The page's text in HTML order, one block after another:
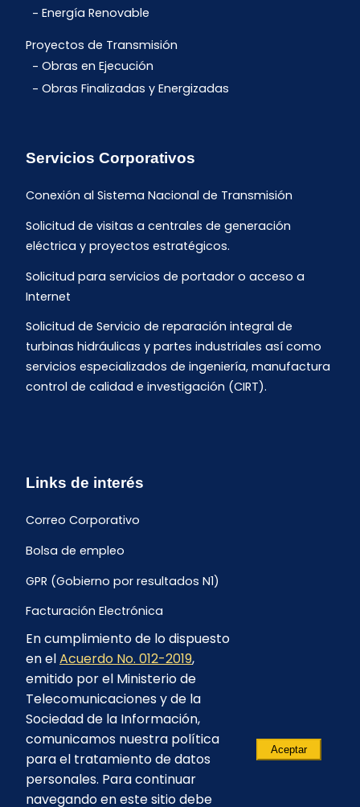
Energía Renovable
Proyectos de Transmisión
Obras en Ejecución
Obras Finalizadas y Energizadas
Servicios Corporativos
Conexión al Sistema Nacional de Transmisión
Solicitud de visitas a centrales de generación
eléctrica y proyectos estratégicos.
Solicitud para servicios de portador o acceso a
Internet
Solicitud de Servicio de reparación integral de
turbinas hidráulicas y partes industriales así como
servicios especializados de ingeniería, manufactura
control de calidad e investigación (CIRT).
Links de interés
Correo Corporativo
Bolsa de empleo
GPR (Gobierno por resultados N1)
Facturación Electrónica
Archivo Histórico de Facturación
Portal Ambiental y Social
Proyecto Geotérmico Chachimbiro
Contratación consultoría mediante “Lista Corta”
Reglamento de Procesos Asociativos
En cumplimiento de lo dispuesto
en elAcuerdo No. 012-2019,
emitido por el Ministerio de
Telecomunicaciones y de la
Sociedad de la Información,
comunicamos nuestra política
para el tratamiento de datos
personales. Para continuar
navegando en este sitio debe
Aceptar